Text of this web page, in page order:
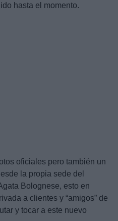
hasta el momento.
oficiales pero también un
la propia sede del
Bolognese, esto en
a clientes y “amigos” de
y tocar a este nuevo